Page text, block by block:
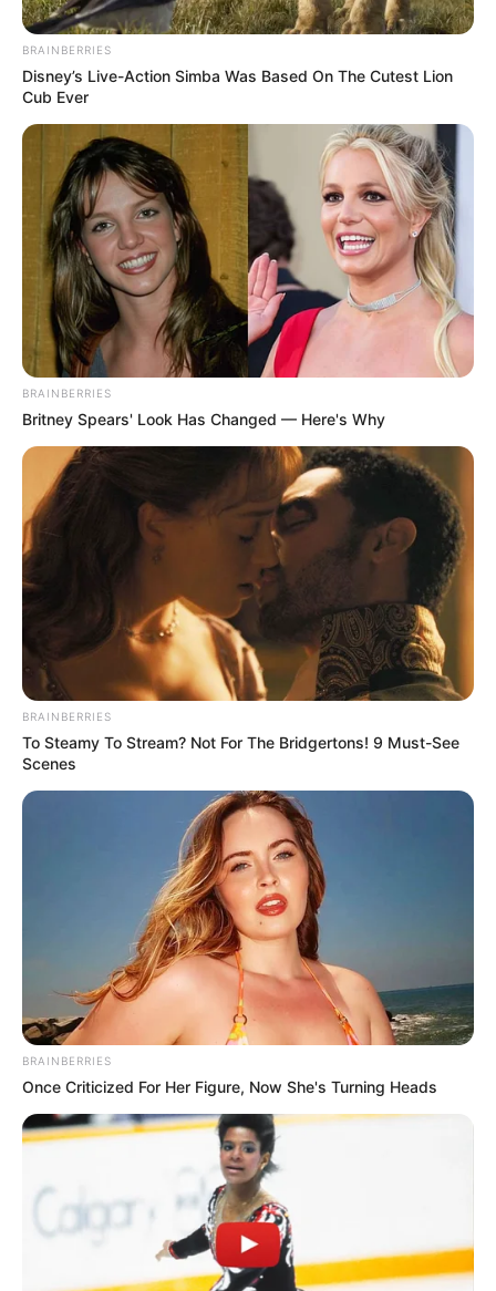
Se encienden las
alarmas y mira el
detalle que
destaparon sobre…
Ver más
admin
Se encienden las
alarmas y mira el
detalle que
destaparon sobre…
Ver más
BRAINBERRIES
Disney’s Live-Action Simba Was Based On The Cutest Lion
Cub Ever
BRAINBERRIES
Britney Spears' Look Has Changed — Here's Why
BRAINBERRIES
To Steamy To Stream? Not For The Bridgertons! 9 Must-See
Scenes
BRAINBERRIES
Once Criticized For Her Figure, Now She's Turning Heads